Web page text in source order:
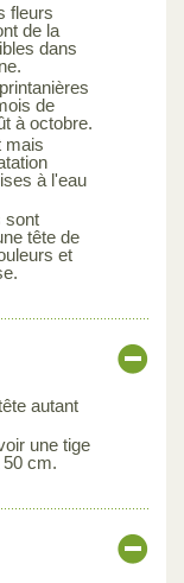
fleurs
de la
dans
de
à octobre.
mais
à l'eau
sont
tête de
et
autant
une tige
cm.